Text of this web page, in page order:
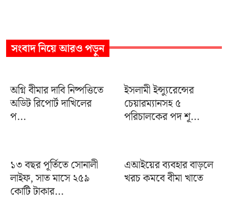
সংবাদনিয়ে আরও পড়ুন
অগ্নি বীমার দাবি নিষ্পত্তিতে
অডিট রিপোর্ট দাখিলের
প...
ইসলামী ইন্স্যুরেন্সের
চেয়ারম্যানসহ ৫
পরিচালকের পদ শূ...
১৩ বছর পূর্তিতে সোনালী
লাইফ, সাত মাসে ২৫৯
কোটি টাকার...
এআইয়ের ব্যবহার বাড়লে
খরচ কমবে বীমা খাতে